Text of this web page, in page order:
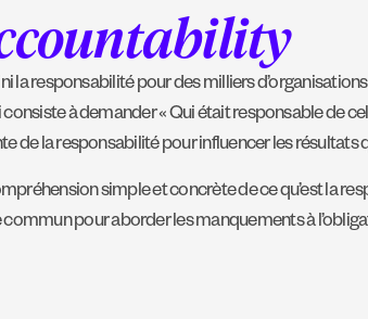
la responsabilité pour des milliers
à demander « Qui était responsable de
de la responsabilité pour influencer les résultats
simple et concrète de ce qu’est la
pour aborder les manquements à